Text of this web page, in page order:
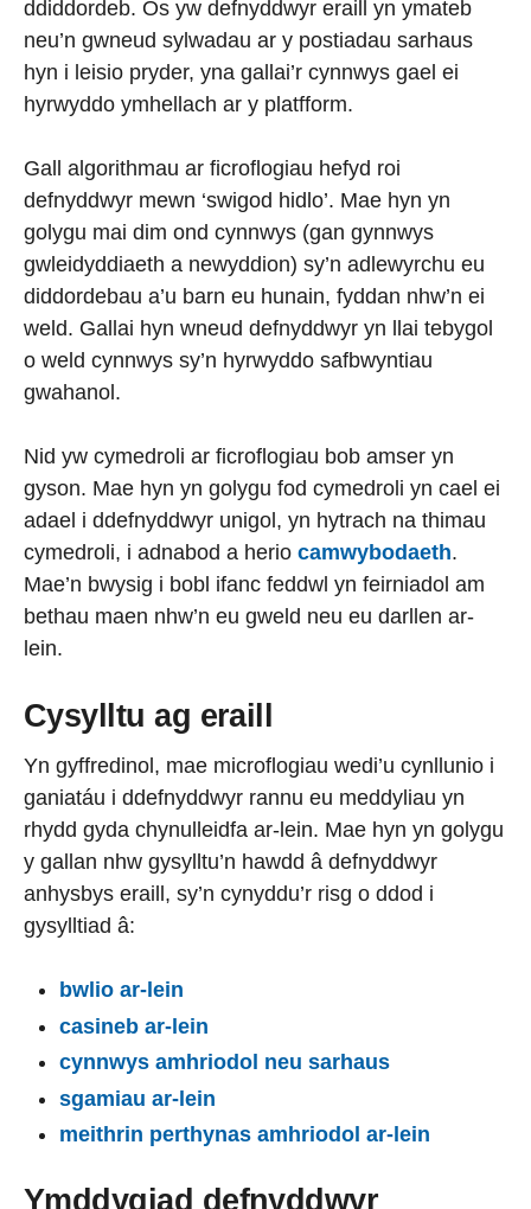
ddiddordeb. Os yw defnyddwyr eraill yn ymateb
neu’n gwneud sylwadau ar y postiadau sarhaus
hyn i leisio pryder, yna gallai’r cynnwys gael ei
hyrwyddo ymhellach ar y platfform.
Gall algorithmau ar ficroflogiau hefyd roi
defnyddwyr mewn ‘swigod hidlo’. Mae hyn yn
golygu mai dim ond cynnwys (gan gynnwys
gwleidyddiaeth a newyddion) sy’n adlewyrchu eu
diddordebau a’u barn eu hunain, fyddan nhw’n ei
weld. Gallai hyn wneud defnyddwyr yn llai tebygol
o weld cynnwys sy’n hyrwyddo safbwyntiau
gwahanol.
Nid yw cymedroli ar ficroflogiau bob amser yn
gyson. Mae hyn yn golygu fod cymedroli yn cael ei
adael i ddefnyddwyr unigol, yn hytrach na thimau
cymedroli, i adnabod a herio camwybodaeth.
Mae’n bwysig i bobl ifanc feddwl yn feirniadol am
bethau maen nhw’n eu gweld neu eu darllen ar-
lein.
Cysylltu ag eraill
Yn gyffredinol, mae microflogiau wedi’u cynllunio i
ganiatáu i ddefnyddwyr rannu eu meddyliau yn
rhydd gyda chynulleidfa ar-lein. Mae hyn yn golygu
y gallan nhw gysylltu’n hawdd â defnyddwyr
anhysbys eraill, sy’n cynyddu’r risg o ddod i
gysylltiad â:
bwlio ar-lein
casineb ar-lein
cynnwys amhriodol neu sarhaus
sgamiau ar-lein
meithrin perthynas amhriodol ar-lein
Ymddygiad defnyddwyr